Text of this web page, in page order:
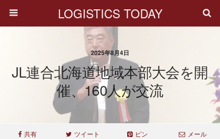
LOGISTICS TODAY
2025年8月4日
JL連合北海道地域本部大会を開
催、160人が交流
共有 ツイート ピン メール